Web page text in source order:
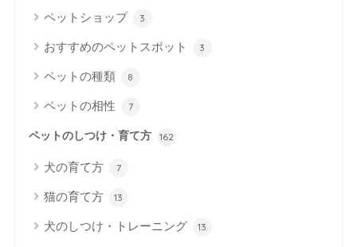
ペットショップ 3
おすすめのペットスポット 3
ペットの種類 8
ペットの相性 7
ペットのしつけ・育て方 162
犬の育て方 7
猫の育て方 13
犬のしつけ・トレーニング 13